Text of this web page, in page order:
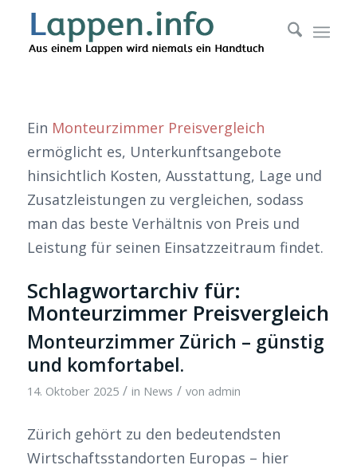
Ein Monteurzimmer Preisvergleich
ermöglicht es, Unterkunftsangebote
hinsichtlich Kosten, Ausstattung, Lage und
Zusatzleistungen zu vergleichen, sodass
man das beste Verhältnis von Preis und
Leistung für seinen Einsatzzeitraum findet.
Schlagwortarchiv für:
Monteurzimmer Preisvergleich
Monteurzimmer Zürich – günstig
und komfortabel.
14. Oktober 2025 / in News / von admin
Zürich gehört zu den bedeutendsten
Wirtschaftsstandorten Europas – hier